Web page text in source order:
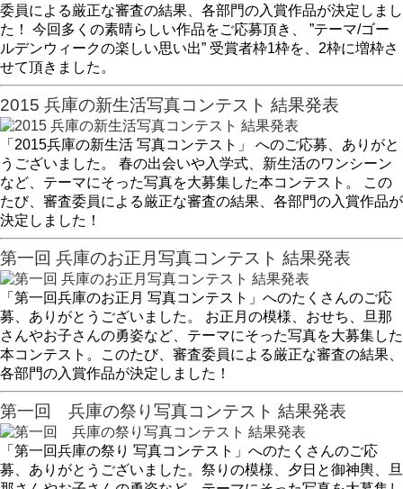
委員による厳正な審査の結果、各部門の入賞作品が決定しまし
た！ 今回多くの素晴らしい作品をご応募頂き、 ”テーマ/ゴー
ルデンウィークの楽しい思い出” 受賞者枠1枠を、2枠に増枠さ
せて頂きました。
2015 兵庫の新生活写真コンテスト 結果発表
「2015兵庫の新生活 写真コンテスト」 へのご応募、ありがと
うございました。 春の出会いや入学式、新生活のワンシーン
など、テーマにそった写真を大募集した本コンテスト。 この
たび、審査委員による厳正な審査の結果、各部門の入賞作品が
決定しました！
第一回 兵庫のお正月写真コンテスト 結果発表
「第一回兵庫のお正月 写真コンテスト」へのたくさんのご応
募、ありがとうございました。 お正月の模様、おせち、旦那
さんやお子さんの勇姿など、テーマにそった写真を大募集した
本コンテスト。このたび、審査委員による厳正な審査の結果、
各部門の入賞作品が決定しました！
第一回 兵庫の祭り写真コンテスト 結果発表
「第一回兵庫の祭り 写真コンテスト」へのたくさんのご応
募、ありがとうございました。祭りの模様、夕日と御神輿、旦